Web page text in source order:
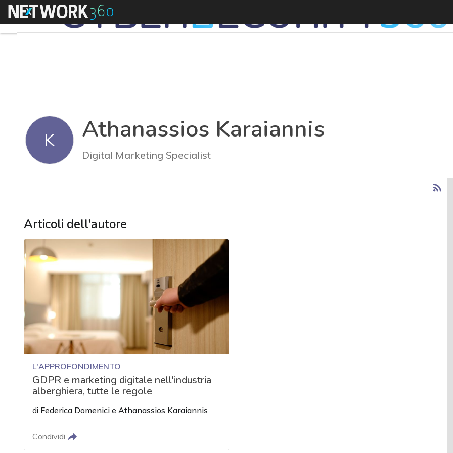
Menu
K Athanassios Karaiannis
Digital Marketing Specialist
Articoli dell'autore
L'APPROFONDIMENTO
GDPR e marketing digitale nell'industria
alberghiera, tutte le regole
di Federica Domenicie Athanassios Karaiannis
Condividi